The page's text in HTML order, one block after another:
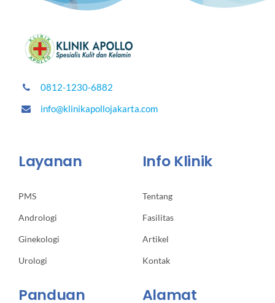
0812-1230-6882
info@klinikapollojakarta.com
Layanan
PMS
Andrologi
Ginekologi
Urologi
Info Klinik
Tentang
Fasilitas
Artikel
Kontak
Panduan Alamat